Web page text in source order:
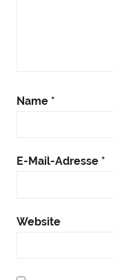
Name *
E-Mail-Adresse *
Website